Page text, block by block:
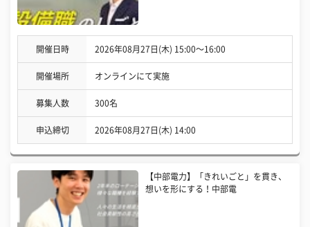
開催日時 2026年08月27日(木) 15:00〜16:00
開催場所 オンラインにて実施
募集人数 300名
申込締切 2026年08月27日(木) 14:00
【中部電力】「きれいごと」を貫き、
想いを形にする！中部電